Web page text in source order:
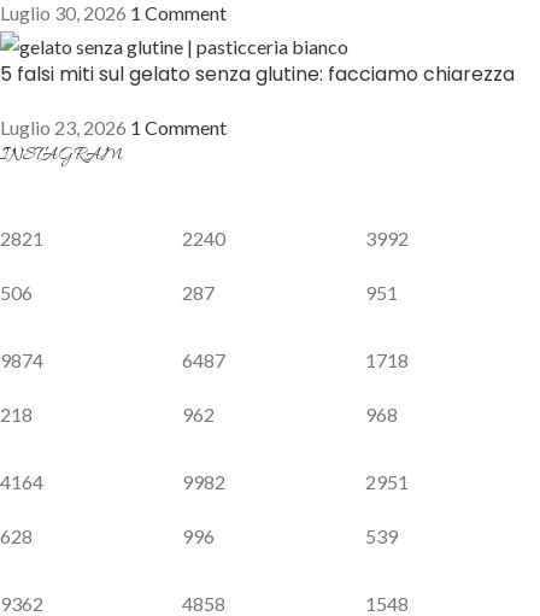
Luglio 30, 2026 1 Comment
5 falsi miti sul gelato senza glutine: facciamo chiarezza
Luglio 23, 2026 1 Comment
INSTAGRAM
2821
506
2240
287
3992
951
9874
218
6487
962
1718
968
4164
628
9982
996
2951
539
9362 4858 1548